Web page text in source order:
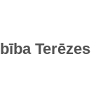
Terēzes